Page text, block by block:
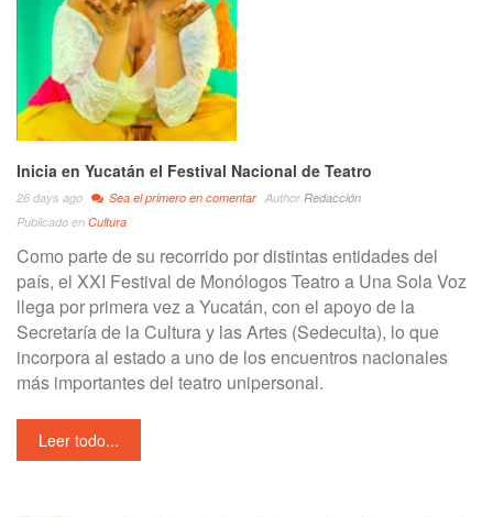
Inicia en Yucatán el Festival Nacional de Teatro
26 days ago Sea el primero en comentar Author Redacción
Publicado en Cultura
Como parte de su recorrido por distintas entidades del
país, el XXI Festival de Monólogos Teatro a Una Sola Voz
llega por primera vez a Yucatán, con el apoyo de la
Secretaría de la Cultura y las Artes (Sedeculta), lo que
incorpora al estado a uno de los encuentros nacionales
más importantes del teatro unipersonal.
Leer todo...